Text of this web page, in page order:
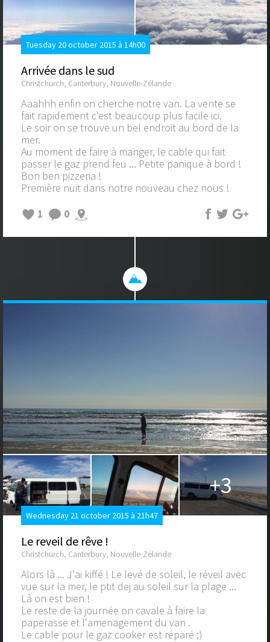
Tuesday 20 october 2015 à 14h00
Arrivée dans le sud
Christchurch, Canterbury, Nouvelle-Zélande
Aaahhh enfin on cherche notre van. La vente se
fait rapidement c'est beaucoup plus facile ici.
Le soir on se trouve un bel endroit au bord de la
mer.
Au moment de faire à manger, le cable qui fait
passer le gaz prend feu ... Petite panique à bord !
Bon ben pizzeria !
Première nuit dans notre nouveau chez nous !
1
0
+3
Wednesday 21 october 2015 à 21h47
Le reveil de rêve !
Christchurch, Canterbury, Nouvelle-Zélande
Alors là ... J'ai kiffé ! Le levé de soleil, le réveil avec
vue sur la mer, le ptit dej au soleil sur la plage ...
Là on est bien !
Le reste de la journée on cavale à faire la
paperasse et l'amenagement du van .
Le cable pour le gaz cooker est réparé ;)